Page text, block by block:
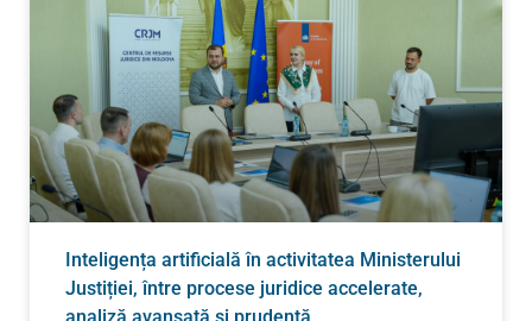
Inteligența artificială în activitatea Ministerului
Justiției, între procese juridice accelerate,